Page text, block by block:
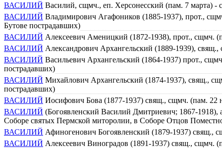
ВАСИЛИЙ Василий, сщмч., еп. Херсонесский (пам. 7 марта) -
ВАСИЛИЙ Владимирович Агафоников (1885-1937), прот.,
Бутове пострадавших)
ВАСИЛИЙ Алексеевич Аменицкий (1872-1938), прот., сщмч.
ВАСИЛИЙ Александрович Архангельский (1889-1939),
ВАСИЛИЙ Васильевич Архангельский (1864-1937) прот.,
пострадавших)
ВАСИЛИЙ Михайлович Архангельский (1874-1937), свящ.,
пострадавших)
ВАСИЛИЙ Иосифович Бова (1877-1937) свящ., сщмч. (пам. 22
ВАСИЛИЙ (Богоявленский Василий Дмитриевич; 1867-
Соборе святых Пермской миторолии, в Соборе Отцов
ВАСИЛИЙ Афиногенович Богоявленский (1879-1937) свящ.,
ВАСИЛИЙ Алексеевич Виноградов (1891-1937) свящ., сщмч.